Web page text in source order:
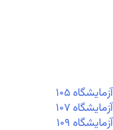
آزمايشگاه ۱۰۵
آزمايشگاه ۱۰۷
آزمايشگاه ۱۰۹